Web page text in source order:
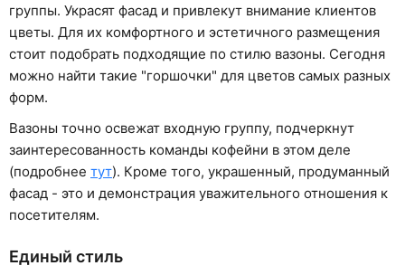
группы. Украсят фасад и привлекут внимание клиентов
цветы. Для их комфортного и эстетичного размещения
стоит подобрать подходящие по стилю вазоны. Сегодня
можно найти такие "горшочки" для цветов самых разных
форм.
Вазоны точно освежат входную группу, подчеркнут
заинтересованность команды кофейни в этом деле
(подробнее тут). Кроме того, украшенный, продуманный
фасад - это и демонстрация уважительного отношения к
посетителям.
Единый стиль